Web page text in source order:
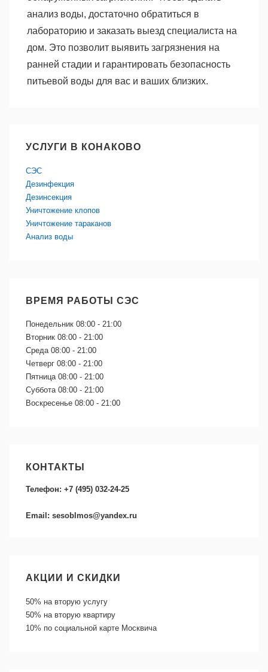
анализ воды, достаточно обратиться в
лабораторию и заказать выезд специалиста на
дом. Это позволит выявить загрязнения на
ранней стадии и гарантировать безопасность
питьевой воды для вас и ваших близких.
УСЛУГИ В КОНАКОВО
СЭС
Дезинфекция
Дезинсекция
Уничтожение клопов
Уничтожение тараканов
Анализ воды
ВРЕМЯ РАБОТЫ СЭС
Понедельник 08:00 - 21:00
Вторник 08:00 - 21:00
Среда 08:00 - 21:00
Четверг 08:00 - 21:00
Пятница 08:00 - 21:00
Суббота 08:00 - 21:00
Воскресенье 08:00 - 21:00
КОНТАКТЫ
Телефон: +7 (495) 032-24-25
Email: sesoblmos@yandex.ru
АКЦИИ И СКИДКИ
50% на вторую услугу
50% на вторую квартиру
10% по социальной карте Москвича